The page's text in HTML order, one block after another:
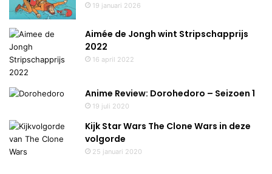
19 januari 2026
Aimée de Jongh wint Stripschapprijs
2022
16 april 2022
Anime Review: Dorohedoro – Seizoen 1
19 juli 2020
Kijk Star Wars The Clone Wars in deze
volgorde
25 januari 2020